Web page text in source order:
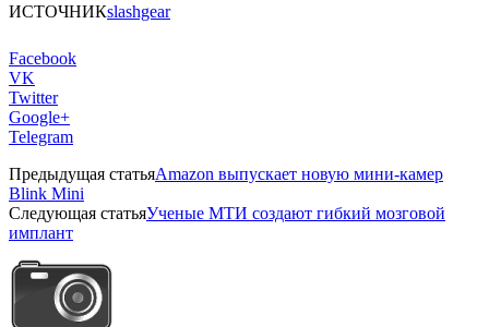
ИСТОЧНИКslashgear
Facebook
VK
Twitter
Google+
Telegram
Предыдущая статьяAmazon выпускает новую мини-камер
Blink Mini
Следующая статьяУченые МТИ создают гибкий мозговой
имплант